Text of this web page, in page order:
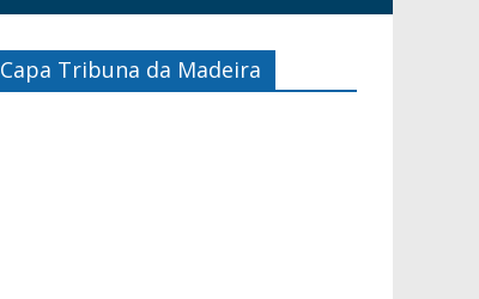
Capa Tribuna da Madeira